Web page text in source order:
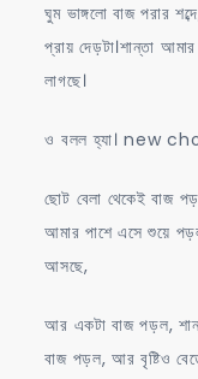
ঘুম ভাঙ্গলো বাজ পরার
প্রায় দেড়টা।শান্তা
লাগছে।
ও বলল হ্যা। new
ছোট বেলা থেকেই বাজ
আমার পাশে এসে শুয়ে
আসছে,
আর একটা বাজ পড়ল,
বাজ পড়ল, আর বৃষ্টিও